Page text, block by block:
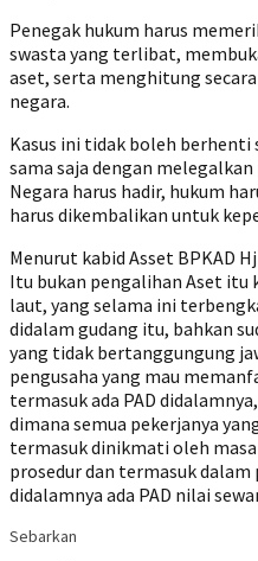
Penegak hukum harus
swasta yang terlibat,
aset, serta menghitung
negara.
Kasus ini tidak boleh berhenti
sama saja dengan
Negara harus hadir, hukum
harus dikembalikan untuk
Menurut kabid Asset BPKAD
Itu bukan pengalihan Aset itu
laut, yang selama ini
didalam gudang itu, bahkan
yang tidak bertanggungung
pengusaha yang mau
termasuk ada PAD
dimana semua pekerjanya
termasuk dinikmati oleh
prosedur dan termasuk
didalamnya ada PAD nilai
Sebarkan